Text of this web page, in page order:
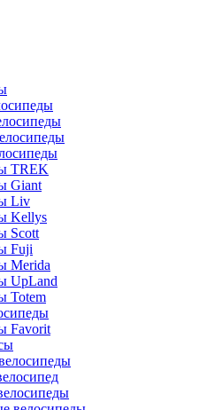
TREK
Giant
Liv
Kellys
Scott
Fuji
Merida
UpLand
Totem
Favorit